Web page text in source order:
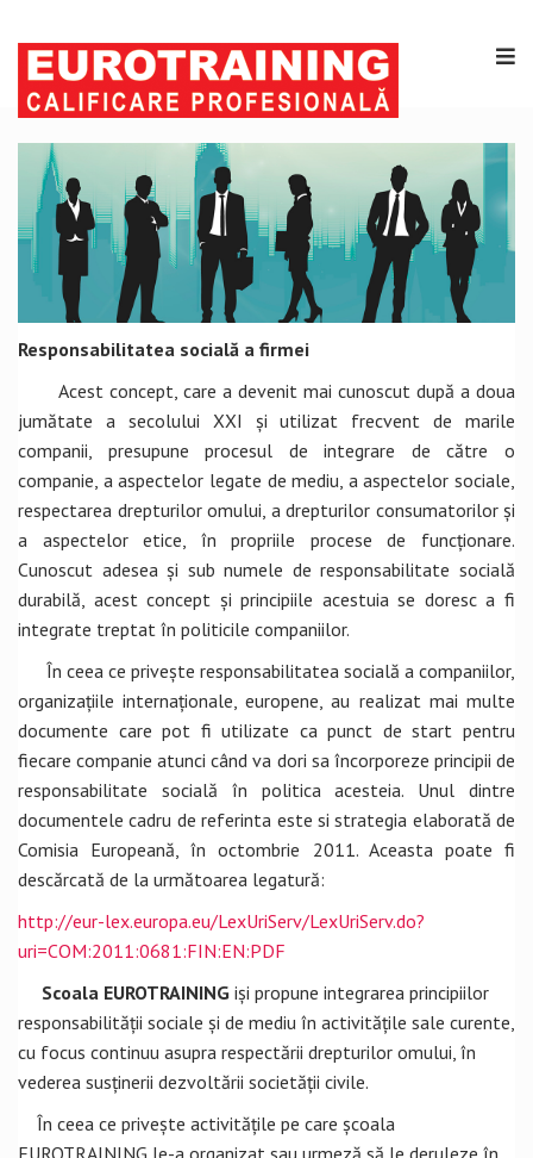
Responsabilitatea socială a firmei
Acest concept, care a devenit mai cunoscut după a doua
jumătate a secolului XXI și utilizat frecvent de marile
companii, presupune procesul de integrare de către o
companie, a aspectelor legate de mediu, a aspectelor sociale,
respectarea drepturilor omului, a drepturilor consumatorilor și
a aspectelor etice, în propriile procese de funcționare.
Cunoscut adesea și sub numele de responsabilitate socială
durabilă, acest concept și principiile acestuia se doresc a fi
integrate treptat în politicile companiilor.
În ceea ce privește responsabilitatea socială a companiilor,
organizațiile internaționale, europene, au realizat mai multe
documente care pot fi utilizate ca punct de start pentru
fiecare companie atunci când va dori sa încorporeze principii de
responsabilitate socială în politica acesteia. Unul dintre
documentele cadru de referinta este si strategia elaborată de
Comisia Europeană, în octombrie 2011. Aceasta poate fi
descărcată de la următoarea legatură:
http://eur-lex.europa.eu/LexUriServ/LexUriServ.do?
uri=COM:2011:0681:FIN:EN:PDF
Scoala EUROTRAINING iși propune integrarea principiilor
responsabilității sociale și de mediu în activitățile sale curente,
cu focus continuu asupra respectării drepturilor omului, în
vederea susținerii dezvoltării societății civile.
În ceea ce privește activitățile pe care școala